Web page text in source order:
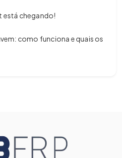
está chegando!
como funciona e quais os